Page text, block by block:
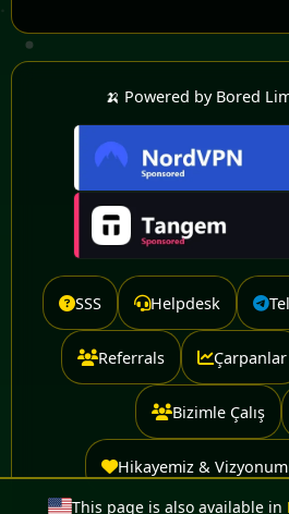
🍌 Powered by Bored
SSS Helpdesk
Referrals Çarpanlar
Bizimle Çalış
Hikayemiz &
This page is also available in